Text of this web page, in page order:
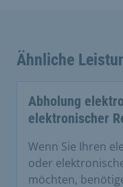
Ähnliche
Abholung
elektronischer
Wenn Sie Ihren
oder
möchten,